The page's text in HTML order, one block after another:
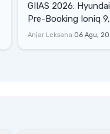
GIIAS 2026:
Pre-Booking Ioniq
Rp1,49 Miliar
Anjar Leksana 06 Agu,